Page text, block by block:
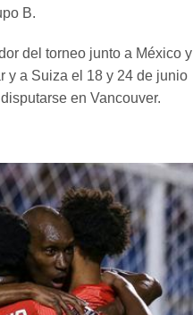
B.
del torneo junto a México y
y a Suiza el 18 y 24 de junio
en Vancouver.